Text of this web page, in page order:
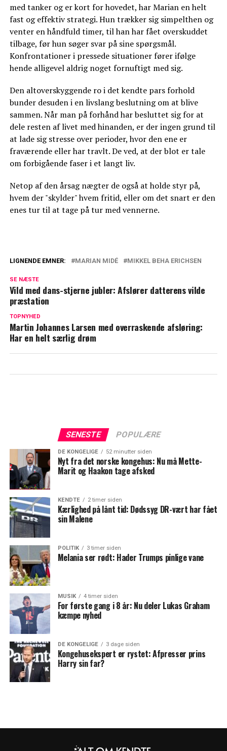
med tanker og er kort for hovedet, har Marian en helt
fast og effektiv strategi. Hun trækker sig simpelthen og
venter en håndfuld timer, til han har fået overskuddet
tilbage, før hun søger svar på sine spørgsmål.
Konfrontationer i pressede situationer fører ifølge
hende alligevel aldrig noget fornuftigt med sig.
Den altoverskyggende ro i det kendte pars forhold
bunder desuden i en livslang beslutning om at blive
sammen. Når man på forhånd har besluttet sig for at
dele resten af livet med hinanden, er der ingen grund til
at lade sig stresse over perioder, hvor den ene er
fraværende eller har travlt. De ved, at der blot er tale
om forbigående faser i et langt liv.
Netop af den årsag nægter de også at holde styr på,
hvem der "skylder" hvem fritid, eller om det snart er den
enes tur til at tage på tur med vennerne.
og Marian
Marian Midé afslører: Det gjorde Mikkel
LIGNENDE EMNER: MARIAN MIDÉ MIKKEL BEHA ERICHSEN
SE NÆSTE
Vild med dans-stjerne jubler: Afslører datterens vilde
præstation
TOPNYHED
Martin Johannes Larsen med overraskende afsløring:
Har en helt særlig drøm
SENESTE POPULÆRE
DE KONGELIGE 52 minutter siden
Nyt fra det norske kongehus: Nu må Mette-
Marit og Haakon tage afsked
KENDTE 2 timer siden
Kærlighed på lånt tid: Dødssyg DR-vært har fået
sin Malene
POLITIK 3 timer siden
Melania ser rødt: Hader Trumps pinlige vane
MUSIK 4 timer siden
For første gang i 8 år: Nu deler Lukas Graham
kæmpe nyhed
DE KONGELIGE 3 dage siden
Kongehusekspert er rystet: Afpresser prins
Harry sin far?